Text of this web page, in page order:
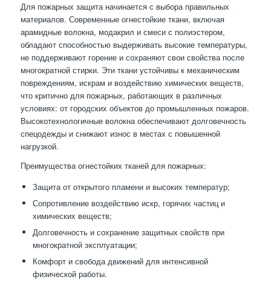
Для пожарных защита начинается с выбора правильных
материалов. Современные огнестойкие ткани, включая
арамидные волокна, модакрил и смеси с полиэстером,
обладают способностью выдерживать высокие температуры,
не поддерживают горение и сохраняют свои свойства после
многократной стирки. Эти ткани устойчивы к механическим
повреждениям, искрам и воздействию химических веществ,
что критично для пожарных, работающих в различных
условиях: от городских объектов до промышленных пожаров.
Высокотехнологичные волокна обеспечивают долговечность
спецодежды и снижают износ в местах с повышенной
нагрузкой.
Преимущества огнестойких тканей для пожарных:
Защита от открытого пламени и высоких температур;
Сопротивление воздействию искр, горячих частиц и
химических веществ;
Долговечность и сохранение защитных свойств при
многократной эксплуатации;
Комфорт и свобода движений для интенсивной
физической работы.